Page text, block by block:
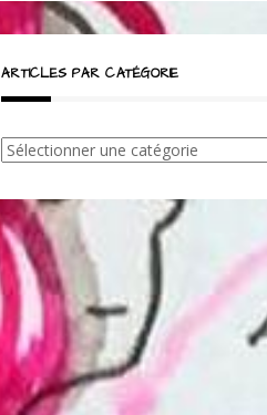
ARTICLES PAR CATÉGORIE
Articles
catégorie